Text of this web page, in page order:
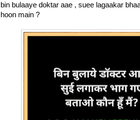
bin bulaaye doktar aae , suee lagaakar
hoon main ?